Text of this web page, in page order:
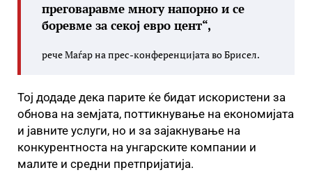
преговаравме многу напорно и се
боревме за секој евро цент“,
рече Маѓар на прес-конференцијата во Брисел.
Тој додаде дека парите ќе бидат искористени за
обнова на земјата, поттикнување на економијата
и јавните услуги, но и за зајакнување на
конкурентноста на унгарските компании и
малите и средни претпријатија.